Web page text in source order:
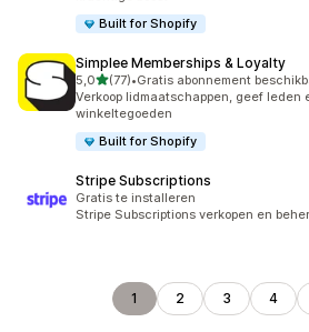
Built for Shopify
Simplee Memberships & Loyalty
5,0van 5 sterren
(77)
77 recensies in totaal
•Gratis abonnement
Verkoop lidmaatschappen, geef leden
winkeltegoeden
Built for Shopify
Stripe Subscriptions
Gratis te installeren
Stripe Subscriptions verkopen en
1 2 3 4